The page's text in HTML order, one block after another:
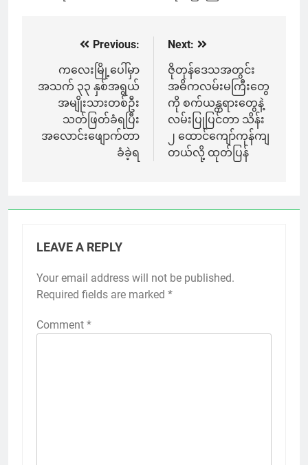
navigation
Previous:
ကလေးမြို့ပေါ်မှာ
အသက် ၃၃ နှစ်အရွယ်
အမျိုးသားတစ်ဦး
သတ်ဖြတ်ခံရပြီး
အလောင်းဖျောက်တာ
ခံခဲ့ရ
Next:
ဇိုတုန်ဒေသအတွင်း
အဓိကလမ်းမကြီးတွေ
ကို စက်ယန္တရားတွေနဲ့
လမ်းပြုပြင်တာ သိန်း
၂ ထောင်ကျော်ကုန်ကျ
တယ်လို့ ထုတ်ပြန်
LEAVE A REPLY
Your email address will not be published.
Required fields are marked *
Comment *